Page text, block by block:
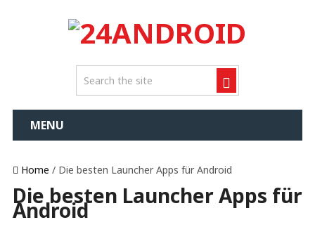
MENU
Home / Die besten Launcher Apps für Android
Die besten Launcher Apps für
Android